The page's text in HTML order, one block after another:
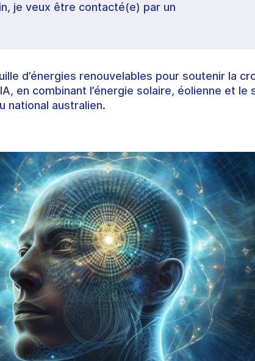
je veux être contacté(e) par un
d’énergies renouvelables pour soutenir la
en combinant l’énergie solaire, éolienne et le
national australien.